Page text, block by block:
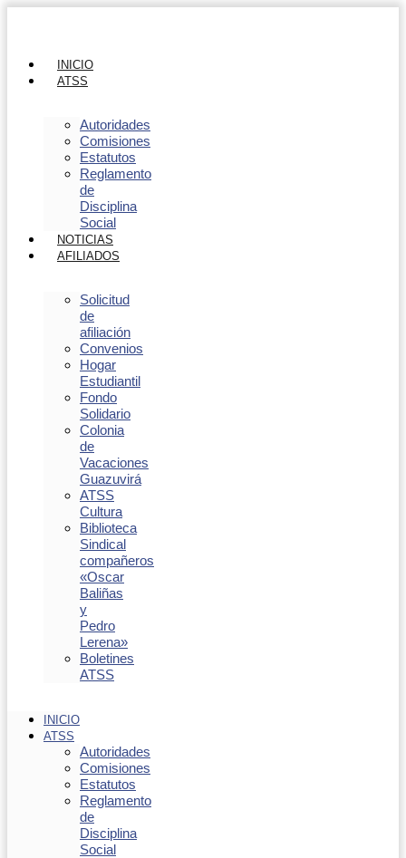
INICIO
ATSS
Autoridades
Comisiones
Estatutos
Reglamento
de
Disciplina
Social
NOTICIAS
AFILIADOS
Solicitud
de
afiliación
Convenios
Hogar
Estudiantil
Fondo
Solidario
Colonia
de
Vacaciones
Guazuvirá
ATSS
Cultura
Biblioteca
Sindical
compañeros
«Oscar
Baliñas
y
Pedro
Lerena»
Boletines
ATSS
INICIO
ATSS
Autoridades
Comisiones
Estatutos
Reglamento
de
Disciplina
Social